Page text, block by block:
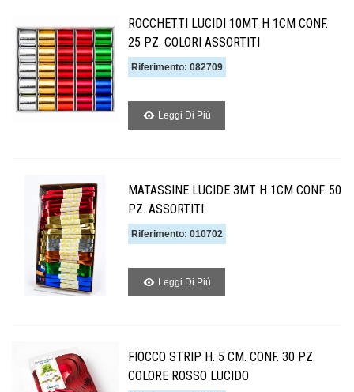
ROCCHETTI LUCIDI 10MT H 1CM CONF.
25 PZ. COLORI ASSORTITI
Riferimento: 082709
Leggi Di Piú
MATASSINE LUCIDE 3MT H 1CM CONF. 50
PZ. ASSORTITI
Riferimento: 010702
Leggi Di Piú
FIOCCO STRIP H. 5 CM. CONF. 30 PZ.
COLORE ROSSO LUCIDO